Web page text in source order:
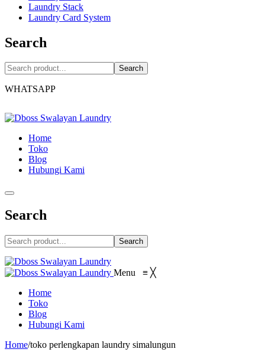
Laundry Stack
Laundry Card System
Search
Search
WHATSAPP
Home
Toko
Blog
Hubungi Kami
Search
Search
Menu ≡ ╳
Home
Toko
Blog
Hubungi Kami
Home/toko perlengkapan laundry simalungun